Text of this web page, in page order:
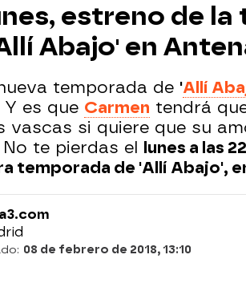
estreno de
Abajo' en
temporada de 'Allí
Y es que Carmen tendrá
vascas si quiere que su
No te pierdas el lunes a las
temporada de 'Allí Abajo',
08 de febrero de 2018, 13:10